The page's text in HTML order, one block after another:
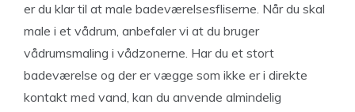
er du klar til at male badeværelsesfliserne. Når du skal
male i et vådrum, anbefaler vi at du bruger
vådrumsmaling i vådzonerne. Har du et stort
badeværelse og der er vægge som ikke er i direkte
kontakt med vand, kan du anvende almindelig